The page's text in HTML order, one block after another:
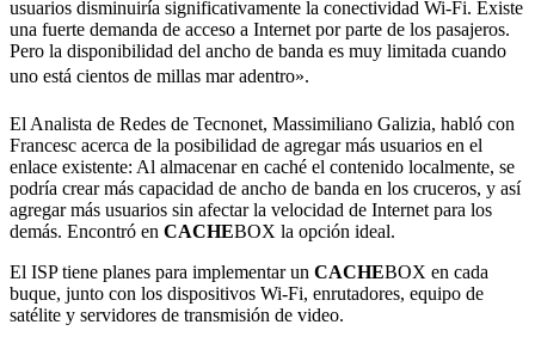
usuarios disminuiría significativamente la conectividad Wi-Fi. Existe
una fuerte demanda de acceso a Internet por parte de los pasajeros.
Pero la disponibilidad del ancho de banda es muy limitada cuando
uno está cientos de millas mar adentro».
El Analista de Redes de Tecnonet, Massimiliano Galizia, habló con
Francesc acerca de la posibilidad de agregar más usuarios en el
enlace existente: Al almacenar en caché el contenido localmente, se
podría crear más capacidad de ancho de banda en los cruceros, y así
agregar más usuarios sin afectar la velocidad de Internet para los
demás. Encontró en CACHEBOX la opción ideal.
El ISP tiene planes para implementar un CACHEBOX en cada
buque, junto con los dispositivos Wi-Fi, enrutadores, equipo de
satélite y servidores de transmisión de video.